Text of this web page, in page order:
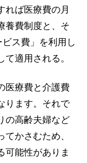
ば医療費の月
養費制度と、そ
ス費」を利用し
適用される。
医療費と介護費
ります。それで
の高齢夫婦など
かさむため、
可能性がありま